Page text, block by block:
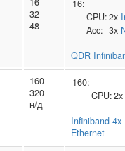
32
48
16:
CPU:2x
Acc: 3x
QDR
160
320
н/д
160:
CPU:2x
Infiniband 4x
Ethernet